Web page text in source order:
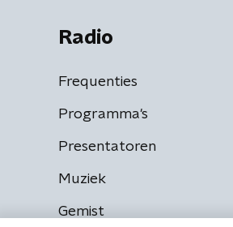
Radio
Frequenties
Programma's
Presentatoren
Muziek
Gemist